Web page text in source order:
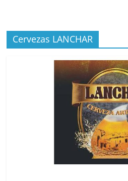
Cervezas LANCHAR